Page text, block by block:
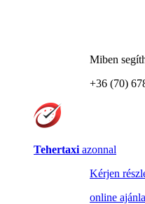
Miben
+36 (70)
Tehertaxi azonnal
Kérjen
online